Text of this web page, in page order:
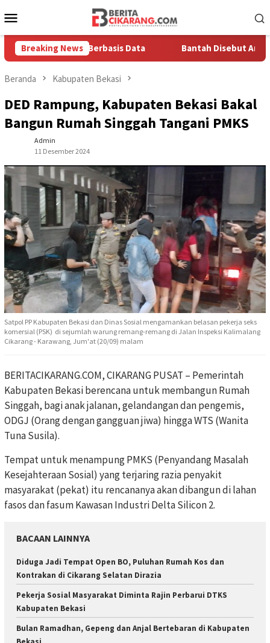
ke
Mobile
Breaking News
Solusi Berbasis Data Bantah Disebut Arogan, Kuasa
Beranda Kabupaten Bekasi
DED Rampung, Kabupaten Bekasi Bakal
Bangun Rumah Singgah Tangani PMKS
Admin
11 Desember 2024
Satpol PP Kabupaten Bekasi dan Dinas Sosial mengamankan belasan pekerja seks
komersial (PSK) di sejumlah warung remang-remang di Jalan Inspeksi Kalimalang
Cikarang - Karawang, Jum'at (20/09) malam
BERITACIKARANG.COM, CIKARANG PUSAT – Pemerintah
Kabupaten Bekasi berencana untuk membangun Rumah
Singgah, bagi anak jalanan, gelandangan dan pengemis,
ODGJ (Orang dengan gangguan jiwa) hingga WTS (Wanita
Tuna Susila).
Tempat untuk menampung PMKS (Penyandang Masalah
Kesejahteraan Sosial) yang terjaring razia penyakit
masyarakat (pekat) itu rencananya akan dibangun di lahan
fasos dan fasum Kawasan Industri Delta Silicon 2.
BACAAN LAINNYA
Diduga Jadi Tempat Open BO, Puluhan Rumah Kos dan
Kontrakan di Cikarang Selatan Dirazia
Pekerja Sosial Masyarakat Diminta Rajin Perbarui DTKS
Kabupaten Bekasi
Bulan Ramadhan, Gepeng dan Anjal Bertebaran di Kabupaten